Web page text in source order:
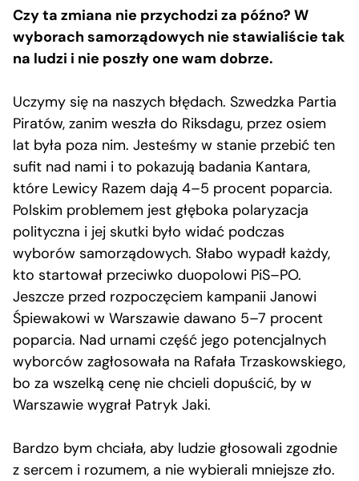
Czy ta zmiana nie przychodzi za późno? W
wyborach samorządowych nie stawialiście tak
na ludzi i nie poszły one wam dobrze.
Uczymy się na naszych błędach. Szwedzka Partia
Piratów, zanim weszła do Riksdagu, przez osiem
lat była poza nim. Jesteśmy w stanie przebić ten
sufit nad nami i to pokazują badania Kantara,
które Lewicy Razem dają 4–5 procent poparcia.
Polskim problemem jest głęboka polaryzacja
polityczna i jej skutki było widać podczas
wyborów samorządowych. Słabo wypadł każdy,
kto startował przeciwko duopolowi PiS–PO.
Jeszcze przed rozpoczęciem kampanii Janowi
Śpiewakowi w Warszawie dawano 5–7 procent
poparcia. Nad urnami część jego potencjalnych
wyborców zagłosowała na Rafała Trzaskowskiego,
bo za wszelką cenę nie chcieli dopuścić, by w
Warszawie wygrał Patryk Jaki.
Bardzo bym chciała, aby ludzie głosowali zgodnie
z sercem i rozumem, a nie wybierali mniejsze zło.